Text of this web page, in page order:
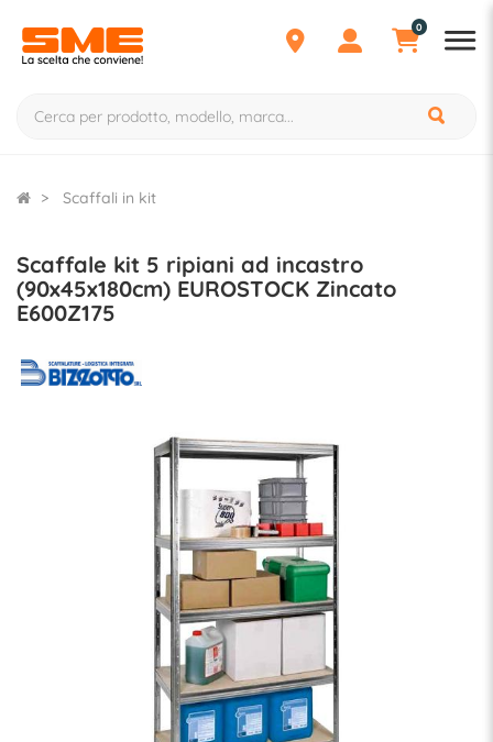
0
Scaffali in kit
Scaffale kit 5 ripiani ad incastro
(90x45x180cm) EUROSTOCK Zincato
E600Z175